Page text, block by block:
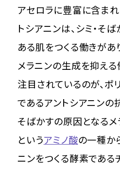
アセロラに豊富に含ま
トシアニンは、シミ・そ
ある肌をつくる働きがあ
メラニンの生成を抑え
注目されているのが、ポ
であるアントシアニンの
そばかすの原因となるメ
というアミノ酸の一種か
ニンをつくる酵素であ